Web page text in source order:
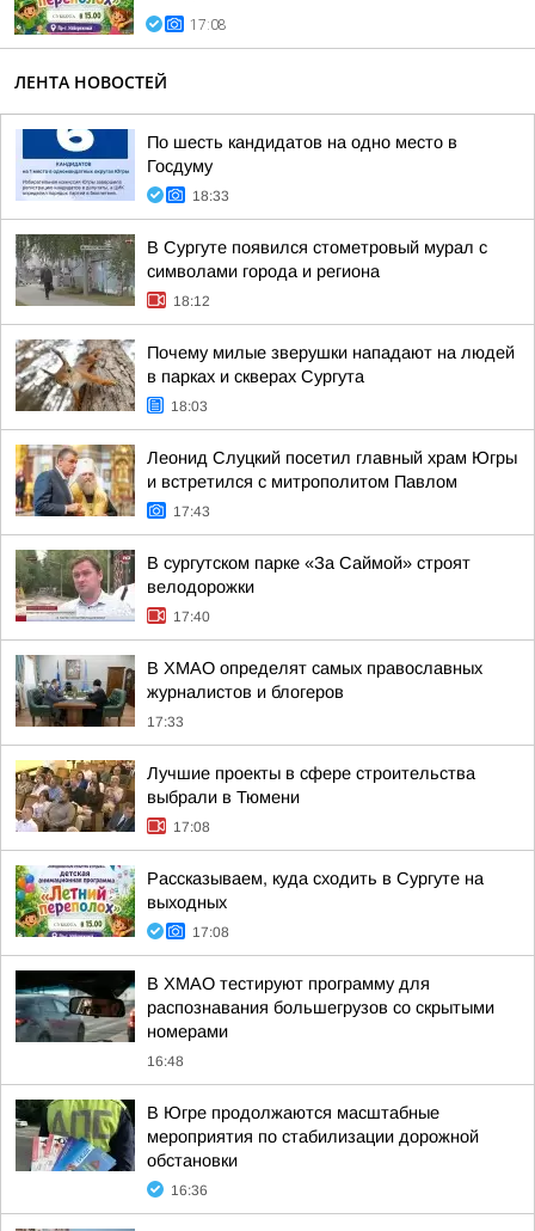
17:08
ЛЕНТА НОВОСТЕЙ
По шесть кандидатов на одно место в
Госдуму
18:33
В Сургуте появился стометровый мурал с
символами города и региона
18:12
Почему милые зверушки нападают на людей
в парках и скверах Сургута
18:03
Леонид Слуцкий посетил главный храм Югры
и встретился с митрополитом Павлом
17:43
В сургутском парке «За Саймой» строят
велодорожки
17:40
В ХМАО определят самых православных
журналистов и блогеров
17:33
Лучшие проекты в сфере строительства
выбрали в Тюмени
17:08
Рассказываем, куда сходить в Сургуте на
выходных
17:08
В ХМАО тестируют программу для
распознавания большегрузов со скрытыми
номерами
16:48
В Югре продолжаются масштабные
мероприятия по стабилизации дорожной
обстановки
16:36